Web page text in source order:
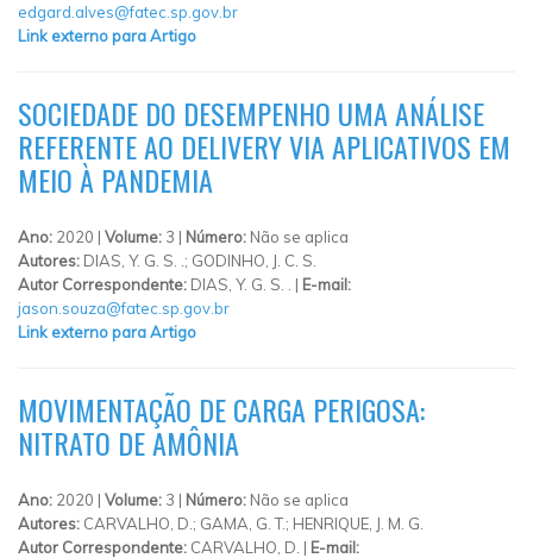
edgard.alves@fatec.sp.gov.br
Link externo para Artigo
SOCIEDADE DO DESEMPENHO UMA ANÁLISE
REFERENTE AO DELIVERY VIA APLICATIVOS EM
MEIO À PANDEMIA
Ano: 2020 | Volume: 3 | Número: Não se aplica
Autores: DIAS, Y. G. S. .; GODINHO, J. C. S.
Autor Correspondente: DIAS, Y. G. S. . | E-mail:
jason.souza@fatec.sp.gov.br
Link externo para Artigo
MOVIMENTAÇÃO DE CARGA PERIGOSA:
NITRATO DE AMÔNIA
Ano: 2020 | Volume: 3 | Número: Não se aplica
Autores: CARVALHO, D.; GAMA, G. T.; HENRIQUE, J. M. G.
Autor Correspondente: CARVALHO, D. | E-mail: